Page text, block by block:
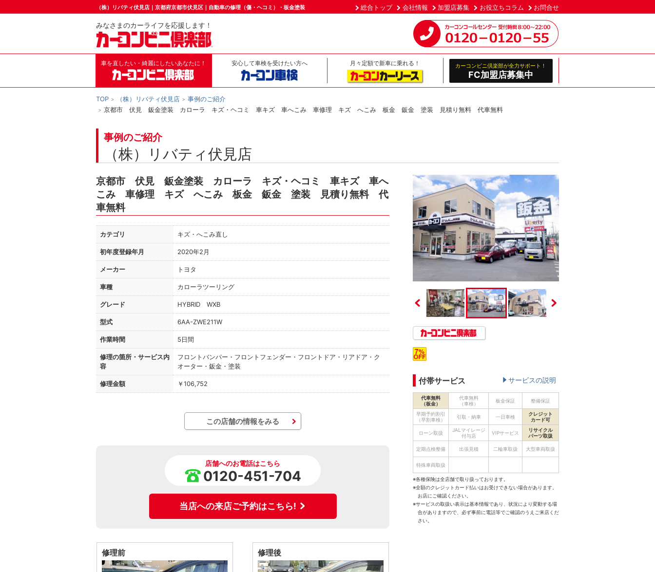
（株）リバティ伏見店｜京都府京都市伏見区｜自動車の修理（傷・ヘコミ）・板金塗装 総合トップ 会社情報 加盟店募集 お役立ちコラム お問合せ
みなさまのカーライフを応援します！
車を直したい・綺麗にしたいあなたに！ 安心して車検を受けたい方へ 月々定額で新車に乗れる！ カーコンビニ倶楽部が全力サポート！
FC加盟店募集中
TOP （株）リバティ伏見店
事例のご紹介
京都市 伏見 鈑金塗装 カローラ キズ・ヘコミ 車キズ 車へこみ 車修理 キズ へこみ 板金 鈑金 塗装 見積り無料 代車無料
事例のご紹介
（株）リバティ伏見店
京都市 伏見 鈑金塗装 カローラ キズ・ヘコミ 車キズ 車へ
こみ 車修理 キズ へこみ 板金 鈑金 塗装 見積り無料 代
車無料
カテゴリ キズ・へこみ直し
初年度登録年月 2020年2月
メーカー トヨタ
車種 カローラツーリング
グレード HYBRID WXB
型式 6AA-ZWE211W
作業時間 5日間
修理の箇所・ サービス内
容
フロントバンパー・フロントフェンダー・フロントドア・リアドア・ク
オーター・鈑金・塗装
修理金額 ￥106,752
この店舗の情報をみる
店舗へのお電話はこちら
0120-451-704
当店への来店ご予約はこちら!
修理前 修理後
付帯サービス サービスの説明
代車無料
（板金）
代車無料
（車検）
板金保証 整備保証
早期予約割引
（早割車検）
引取・納車 一日車検
クレジット
カード可
ローン取扱
JALマイレージ
付与店
VIPサービス
リサイクル
パーツ取扱
定期点検整備 出張見積 二輪車取扱 大型車両取扱
特殊車両取扱
※各種保険は全店舗で取り扱っております。
※全額のクレジットカード払いはお受けできない場合があります。
お店にご確認ください。
※サービスの取扱い表示は基本情報であり、状況により変動する場
合がありますので、必ず事前に電話等でご確認のうえご来店くだ
さい。